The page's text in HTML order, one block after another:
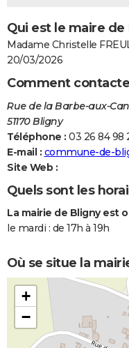
S'inscrire
Se connecter
Lycées
Collèges
Primaires
Universités
Entreprises
Service militaire
Avis de recherche
AVIS DE DÉCÈS
FORUM
Bricolage
Lifestyle
Culture
Sport
Auto
Television
Voyage
Cinema
Qui est le maire de
Madame Christelle
20/03/2026
Comment
Rue de la Barbe-aux-
51170 Bligny
Téléphone : 03 26 84 98
E-mail : commune-de-
Site Web :
Quels sont les
La mairie de Bligny est
le mardi : de 17h à 19h
Où se situe la
+
−